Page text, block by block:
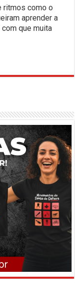
ritmos como o
aprender a
com que muita